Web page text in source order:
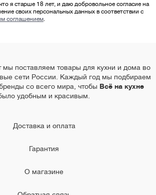
я старше 18 лет, и даю добровольное согласие на
своих персональных данных в соответствии с
соглашением.
поставляем товары для кухни и дома во
сети России. Каждый год мы подбираем
со всего мира, чтобы Всё на кухне
удобным и красивым.
Доставка и оплата
Гарантия
О магазине